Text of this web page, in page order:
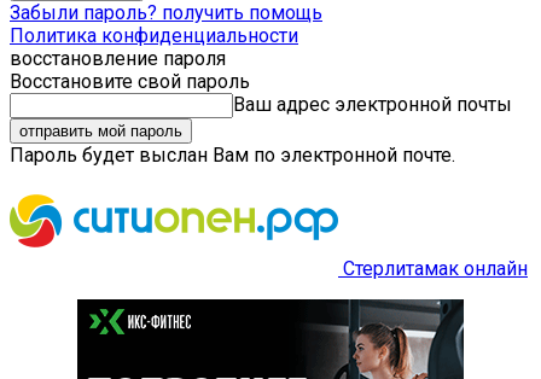
Забыли пароль? получить помощь
Политика конфиденциальности
восстановление пароля
Восстановите свой пароль
Ваш адрес электронной почты
Пароль будет выслан Вам по электронной почте.
Стерлитамак онлайн